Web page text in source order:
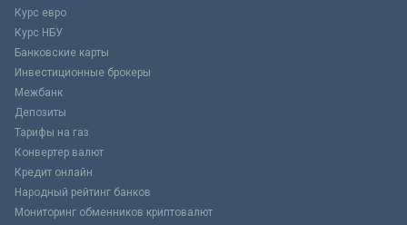
Курс евро
Курс НБУ
Банковские карты
Инвестиционные брокеры
Межбанк
Депозиты
Тарифы на газ
Конвертер валют
Кредит онлайн
Народный рейтинг банков
Мониторинг обменников криптовалют